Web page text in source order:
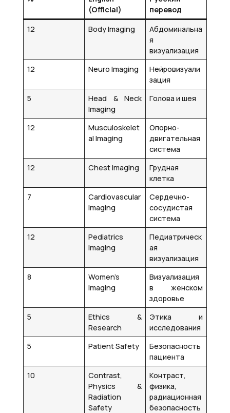
(Official)
перевод
12
Body Imaging
Абдоминальна
я
визуализация
12
Neuro Imaging
Нейровизуали
зация
5
Head & Neck
Imaging
Голова и шея
12
Musculoskelet
al Imaging
Опорно-
двигательная
система
12
Chest Imaging
Грудная
клетка
7
Cardiovascular
Imaging
Сердечно-
сосудистая
система
12
Pediatrics
Imaging
Педиатрическ
ая
визуализация
8
Women’s
Imaging
Визуализация
в женском
здоровье
5
Ethics &
Research
Этика и
исследования
5
Patient Safety
Безопасность
пациента
10
Contrast,
Physics &
Radiation
Safety
Контраст,
физика,
радиационная
безопасность